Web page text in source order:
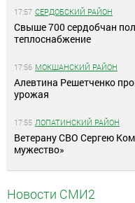
17:57 СЕРДОБСКИЙ РАЙОН
Свыше 700 сердобчан
теплоснабжение
17:56 МОКШАНСКИЙ РАЙОН
Алевтина Решетченко
урожая
17:55 ЛОПАТИНСКИЙ РАЙОН
Ветерану СВО Сергею
мужество»
Новости СМИ2